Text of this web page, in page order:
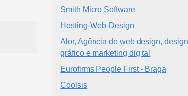
Smith Micro Software
Hosting-Web-Design
Alor, Agência de web design, design
gráfico e marketing digital
Eurofirms People First - Braga
Coolsis